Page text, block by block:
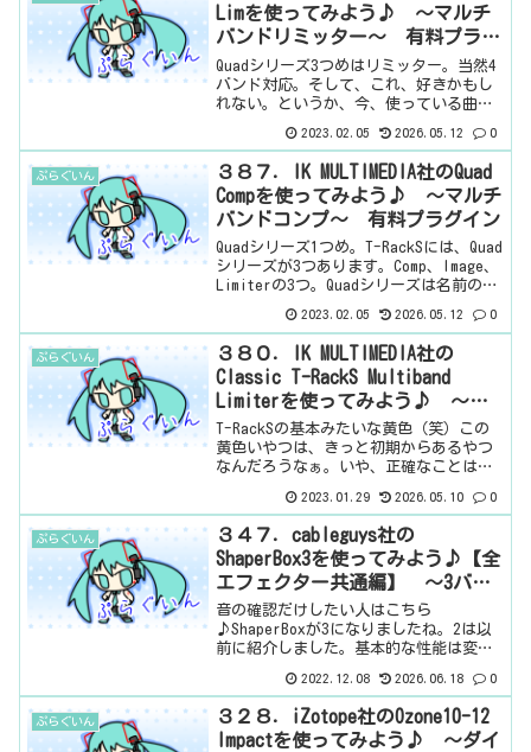
Limを使ってみよう♪ ～マルチ
バンドリミッター～ 有料プラグ
イン
Quadシリーズ3つめはリミッター。当然4
バンド対応。そして、これ、好きかもし
れない。というか、今、使っている曲に
コンプとあまり変わらないですね。レシ
オがあるかないか、ぐらいではないでし
ょうか。基本情報ダ...
2023.02.05 2026.05.12 0
ぷらぐいん
３８７．IK MULTIMEDIA社のQuad
Compを使ってみよう♪ ～マルチ
バンドコンプ～ 有料プラグイン
Quadシリーズ1つめ。T-RackSには、Quad
シリーズが3つあります。Comp、Image、
Limiterの3つ。Quadシリーズは名前のと
ンプです。基本情報ダウンロードはこち
ら。インストール方法...
2023.02.05 2026.05.12 0
ぷらぐいん
３８０．IK MULTIMEDIA社の
Classic T-RackS Multiband
Limiterを使ってみよう♪ ～リ
ミッター～ 有料プラグイン
T-RackSの基本みたいな黄色（笑）この
黄色いやつは、きっと初期からあるやつ
なんだろうなぁ。いや、正確なことは知
ンドの。まぁ、名前のとおりですね。基
本情報ダウンロードはこちら。インスト
ール方法IK Mu...
2023.01.29 2026.05.10 0
ぷらぐいん
３４７．cableguys社の
ShaperBox3を使ってみよう♪【全
エフェクター共通編】 ～3バン
ド マルチリズミックエフェクタ
ー～ 有料プラグイン
音の確認だけしたい人はこちら
♪ShaperBoxが3になりましたね。2は以
前に紹介しました。基本的な性能は変わ
な機能がついていますね。とりあえず、
Liquidというエフェクターが増えていま
すね。しかも、な...
2022.12.08 2026.06.18 0
ぷらぐいん
３２８．iZotope社のOzone10-12
Impactを使ってみよう♪ ～ダイ